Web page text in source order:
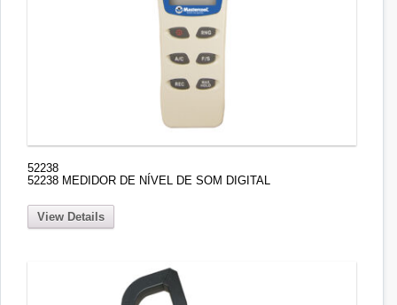
52238
52238 MEDIDOR DE NÍVEL DE SOM DIGITAL
View Details